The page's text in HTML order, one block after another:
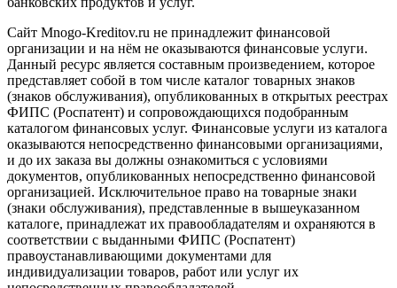
Сайт Mnogo-Kreditov.ru не принадлежит финансовой
организации и на нём не оказываются финансовые услуги.
Данный ресурс является составным произведением, которое
представляет собой в том числе каталог товарных знаков
(знаков обслуживания), опубликованных в открытых реестрах
ФИПС (Роспатент) и сопровождающихся подобранным
каталогом финансовых услуг. Финансовые услуги из каталога
оказываются непосредственно финансовыми организациями,
и до их заказа вы должны ознакомиться с условиями
документов, опубликованных непосредственно финансовой
организацией. Исключительное право на товарные знаки
(знаки обслуживания), представленные в вышеуказанном
каталоге, принадлежат их правообладателям и охраняются в
соответствии с выданными ФИПС (Роспатент)
правоустанавливающими документами для
индивидуализации товаров, работ или услуг их